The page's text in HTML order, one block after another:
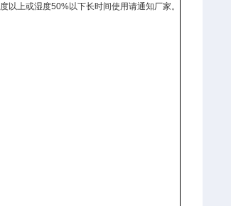
度以上或湿度50%以下长时间使用请通知厂家。